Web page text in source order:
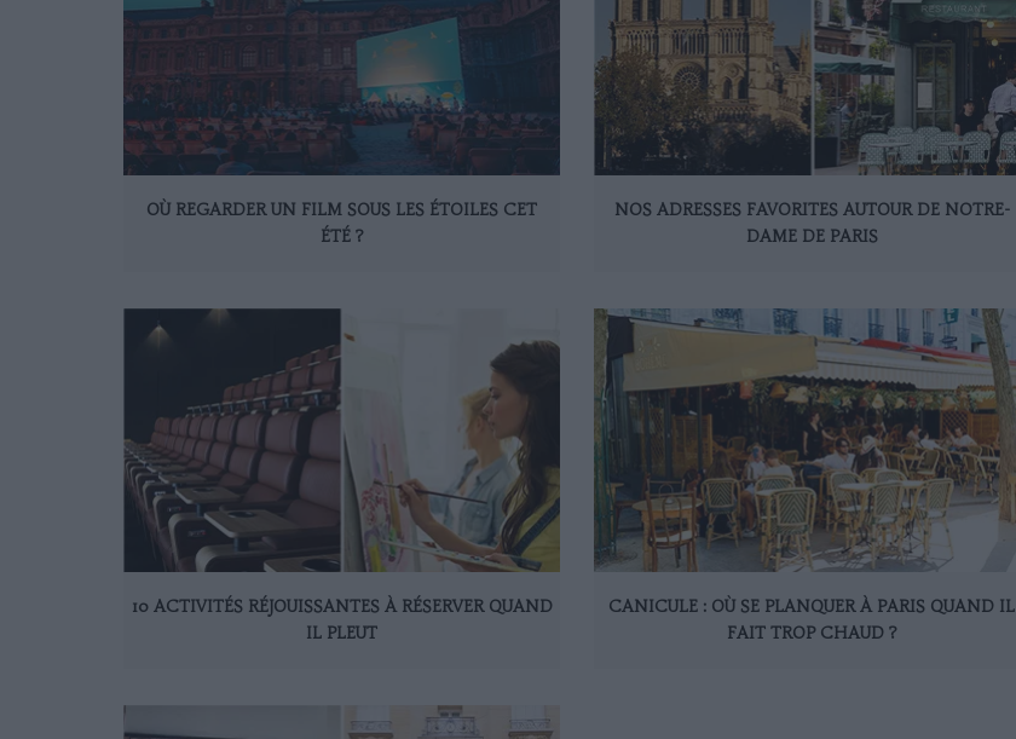
OÙ REGARDER UN FILM SOUS LES ÉTOILES CET
ÉTÉ ?
NOS ADRESSES FAVORITES AUTOUR DE NOTRE-
DAME DE PARIS
10 ACTIVITÉS RÉJOUISSANTES À RÉSERVER QUAND
IL PLEUT
CANICULE : OÙ SE PLANQUER À PARIS QUAND IL
FAIT TROP CHAUD ?